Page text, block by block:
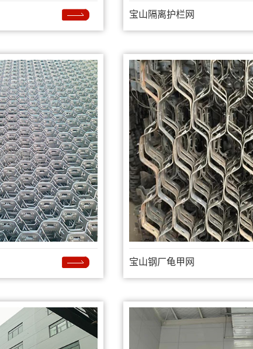
宝山隔离护栏网
宝山钢厂龟甲网